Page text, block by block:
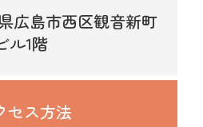
広島市西区観音新町
ル1階
セス方法